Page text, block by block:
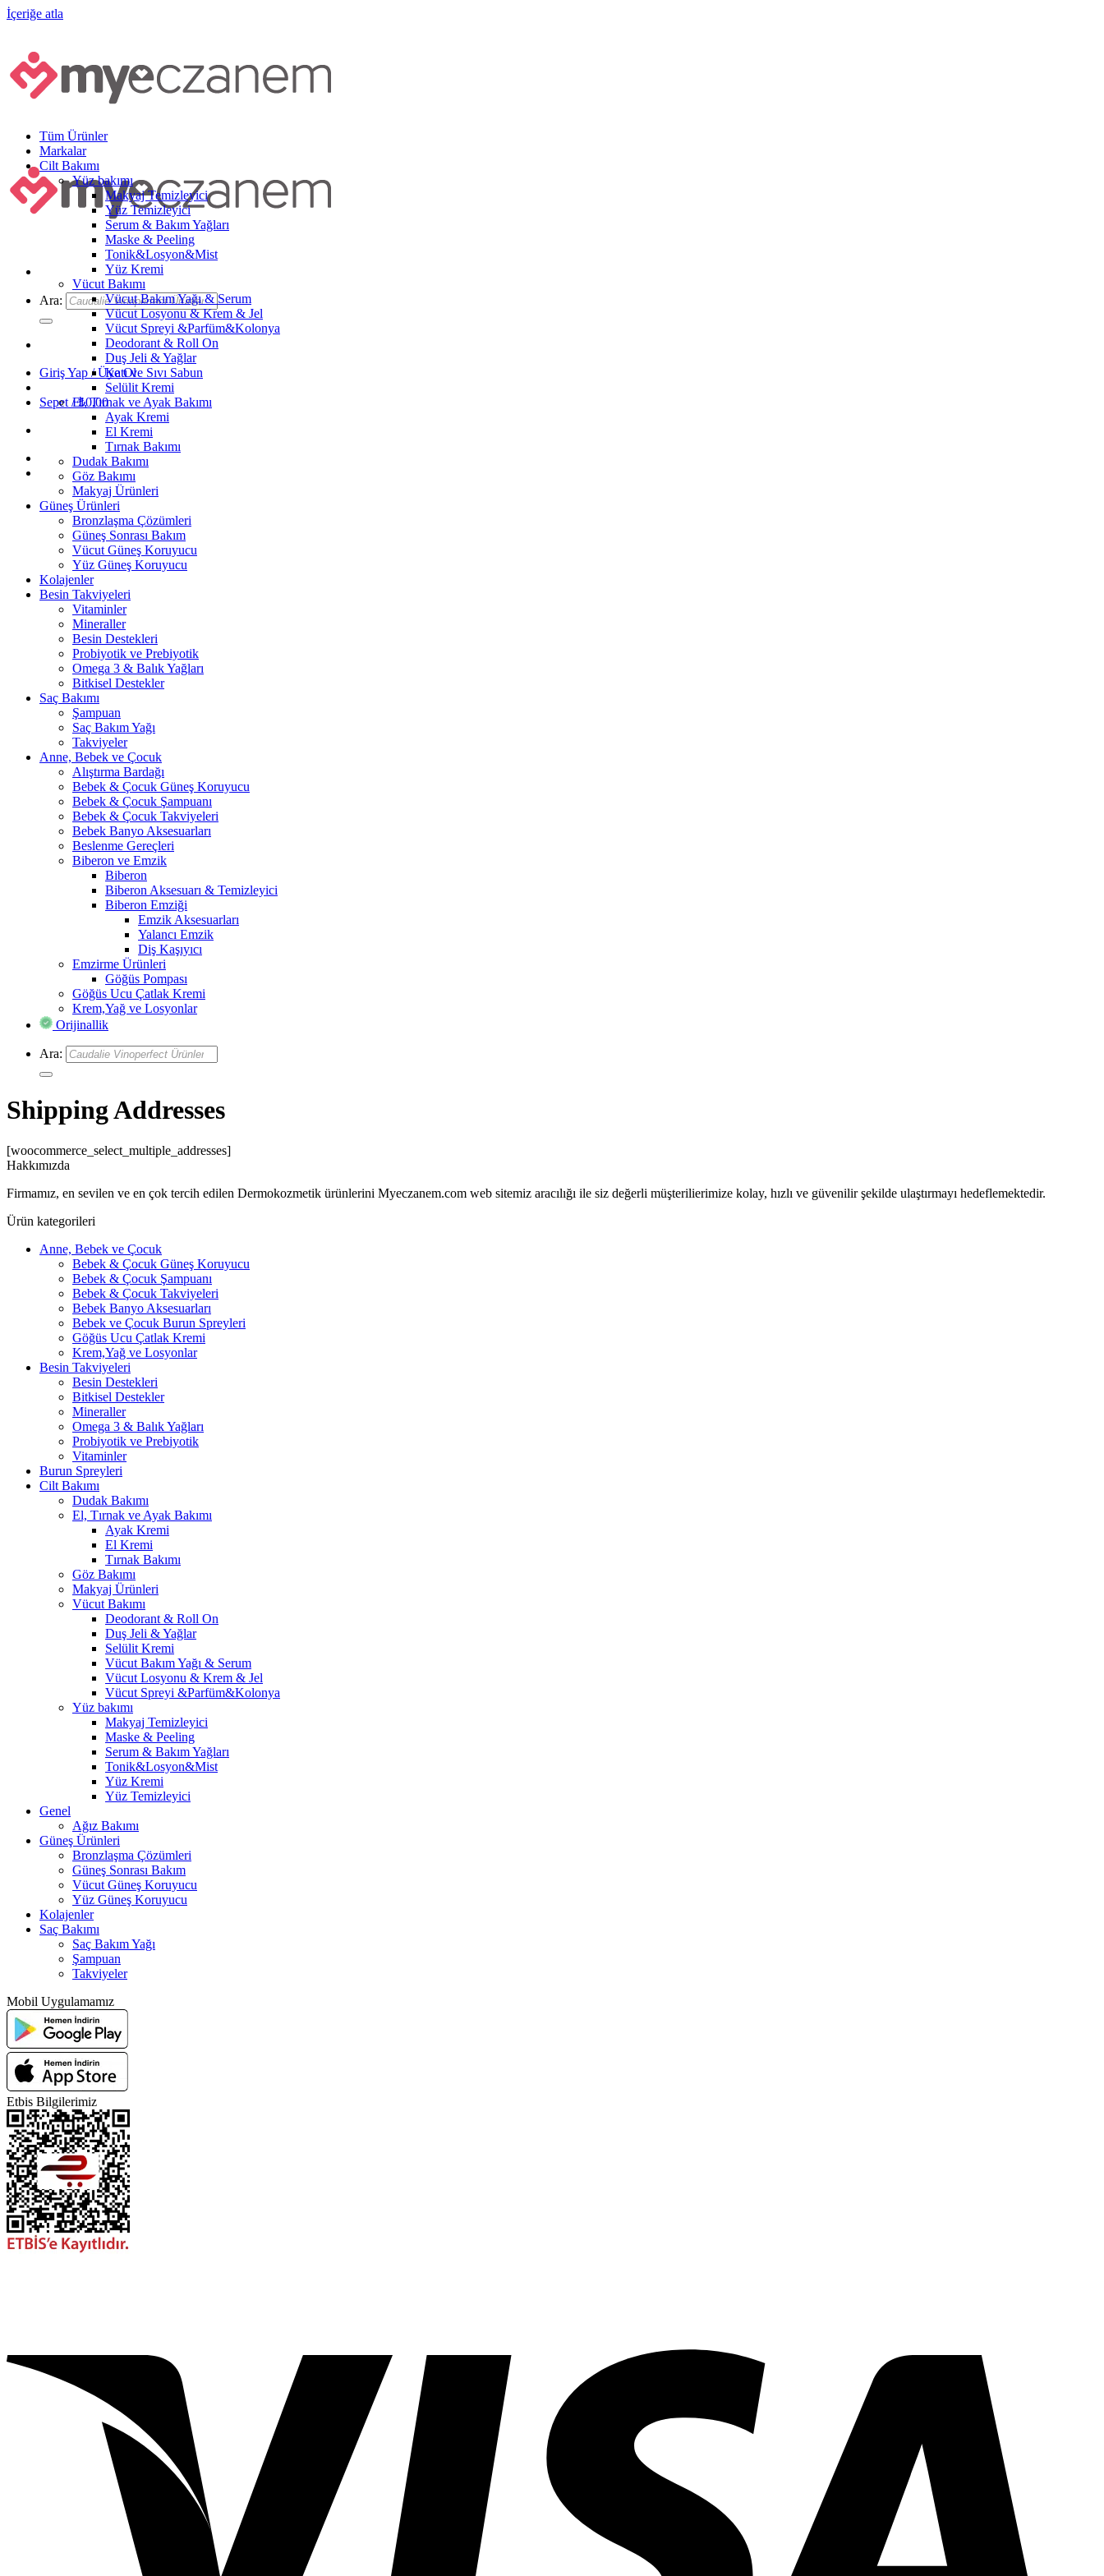
İçeriğe atla
Ara:
Giriş Yap / Üye Ol
Sepet /₺0,00
Tüm Ürünler
Markalar
Cilt Bakımı
Yüz bakımı
Makyaj Temizleyici
Yüz Temizleyici
Serum & Bakım Yağları
Maske & Peeling
Tonik&Losyon&Mist
Yüz Kremi
Vücut Bakımı
Vücut Bakım Yağı & Serum
Vücut Losyonu & Krem & Jel
Vücut Spreyi &Parfüm&Kolonya
Deodorant & Roll On
Duş Jeli & Yağlar
Katı ve Sıvı Sabun
Selülit Kremi
El, Tırnak ve Ayak Bakımı
Ayak Kremi
El Kremi
Tırnak Bakımı
Dudak Bakımı
Göz Bakımı
Makyaj Ürünleri
Güneş Ürünleri
Bronzlaşma Çözümleri
Güneş Sonrası Bakım
Vücut Güneş Koruyucu
Yüz Güneş Koruyucu
Kolajenler
Besin Takviyeleri
Vitaminler
Mineraller
Besin Destekleri
Probiyotik ve Prebiyotik
Omega 3 & Balık Yağları
Bitkisel Destekler
Saç Bakımı
Şampuan
Saç Bakım Yağı
Takviyeler
Anne, Bebek ve Çocuk
Alıştırma Bardağı
Bebek & Çocuk Güneş Koruyucu
Bebek & Çocuk Şampuanı
Bebek & Çocuk Takviyeleri
Bebek Banyo Aksesuarları
Beslenme Gereçleri
Biberon ve Emzik
Biberon
Biberon Aksesuarı & Temizleyici
Biberon Emziği
Emzik Aksesuarları
Yalancı Emzik
Diş Kaşıyıcı
Emzirme Ürünleri
Göğüs Pompası
Göğüs Ucu Çatlak Kremi
Krem,Yağ ve Losyonlar
Orijinallik
Ara:
Shipping Addresses
[woocommerce_select_multiple_addresses]
Hakkımızda
Firmamız, en sevilen ve en çok tercih edilen Dermokozmetik ürünlerini Myeczanem.com web sitemiz aracılığı ile siz değerli müşterilierimize kolay, hızlı ve güvenilir şekilde ulaştırmayı hedeflemektedir.
Ürün kategorileri
Anne, Bebek ve Çocuk
Bebek & Çocuk Güneş Koruyucu
Bebek & Çocuk Şampuanı
Bebek & Çocuk Takviyeleri
Bebek Banyo Aksesuarları
Bebek ve Çocuk Burun Spreyleri
Göğüs Ucu Çatlak Kremi
Krem,Yağ ve Losyonlar
Besin Takviyeleri
Besin Destekleri
Bitkisel Destekler
Mineraller
Omega 3 & Balık Yağları
Probiyotik ve Prebiyotik
Vitaminler
Burun Spreyleri
Cilt Bakımı
Dudak Bakımı
El, Tırnak ve Ayak Bakımı
Ayak Kremi
El Kremi
Tırnak Bakımı
Göz Bakımı
Makyaj Ürünleri
Vücut Bakımı
Deodorant & Roll On
Duş Jeli & Yağlar
Selülit Kremi
Vücut Bakım Yağı & Serum
Vücut Losyonu & Krem & Jel
Vücut Spreyi &Parfüm&Kolonya
Yüz bakımı
Makyaj Temizleyici
Maske & Peeling
Serum & Bakım Yağları
Tonik&Losyon&Mist
Yüz Kremi
Yüz Temizleyici
Genel
Ağız Bakımı
Güneş Ürünleri
Bronzlaşma Çözümleri
Güneş Sonrası Bakım
Vücut Güneş Koruyucu
Yüz Güneş Koruyucu
Kolajenler
Saç Bakımı
Saç Bakım Yağı
Şampuan
Takviyeler
Mobil Uygulamamız
Etbis Bilgilerimiz